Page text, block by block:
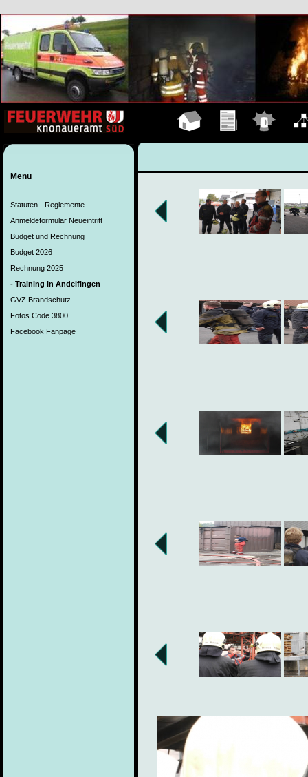
Menu
Statuten - Reglemente
Anmeldeformular Neueintritt
Budget und Rechnung
Budget 2026
Rechnung 2025
- Training in Andelfingen
GVZ Brandschutz
Fotos Code 3800
Facebook Fanpage